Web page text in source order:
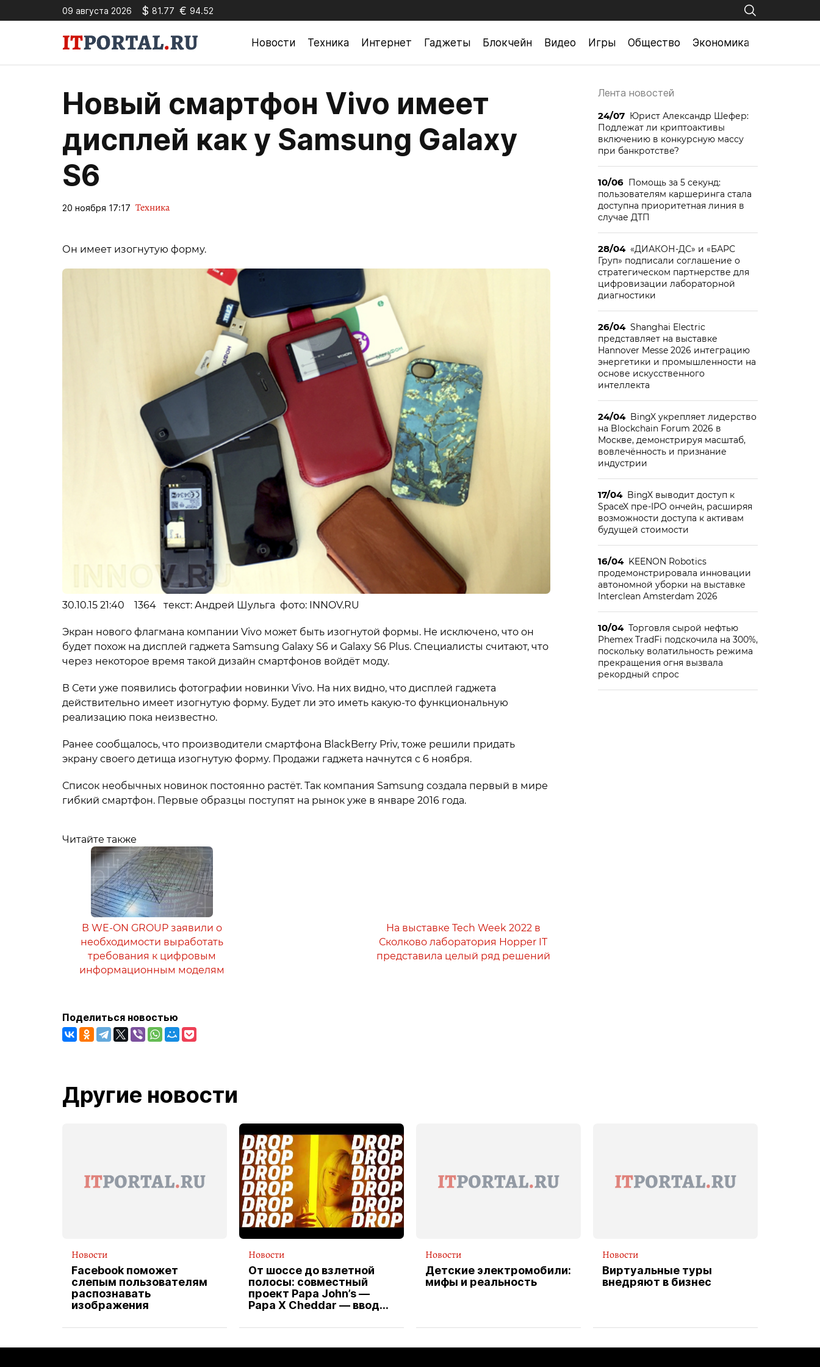
09 августа 2026 $ 81.77 € 94.52
Новости Техника Интернет Гаджеты Блокчейн Видео Игры Общество Экономика
Новый смартфон Vivo имеет
дисплей как у Samsung Galaxy
S6
20 ноября 17:17 Техника
Он имеет изогнутую форму.
30.10.15 21:40 1364 текст: Андрей Шульга фото: INNOV.RU
Экран нового флагмана компании Vivo может быть изогнутой формы. Не исключено, что он
будет похож на дисплей гаджета Samsung Galaxy S6 и Galaxy S6 Plus. Специалисты считают, что
через некоторое время такой дизайн смартфонов войдёт моду.
В Сети уже появились фотографии новинки Vivo. На них видно, что дисплей гаджета
действительно имеет изогнутую форму. Будет ли это иметь какую-то функциональную
реализацию пока неизвестно.
Ранее сообщалось, что производители смартфона BlackBerry Priv, тоже решили придать
экрану своего детища изогнутую форму. Продажи гаджета начнутся с 6 ноября.
Список необычных новинок постоянно растёт. Так компания Samsung создала первый в мире
гибкий смартфон. Первые образцы поступят на рынок уже в январе 2016 года.
Читайте также
В WE-ON GROUP заявили о
необходимости выработать
требования к цифровым
информационным моделям
На выставке Tech Week 2022 в
Сколково лаборатория Hopper IT
представила целый ряд решений
Поделиться новостью
Лента новостей
24/07 Юрист Александр Шефер:
Подлежат ли криптоактивы
включению в конкурсную массу
при банкротстве?
10/06 Помощь за 5 секунд:
пользователям каршеринга стала
доступна приоритетная линия в
случае ДТП
28/04 «ДИАКОН-ДС» и «БАРС
Груп» подписали соглашение о
стратегическом партнерстве для
цифровизации лабораторной
диагностики
26/04 Shanghai Electric
представляет на выставке
Hannover Messe 2026 интеграцию
энергетики и промышленности на
основе искусственного
интеллекта
24/04 BingX укрепляет лидерство
на Blockchain Forum 2026 в
Москве, демонстрируя масштаб,
вовлечённость и признание
индустрии
17/04 BingX выводит доступ к
SpaceX пре-IPO ончейн, расширяя
возможности доступа к активам
будущей стоимости
16/04 KEENON Robotics
продемонстрировала инновации
автономной уборки на выставке
Interclean Amsterdam 2026
10/04 Торговля сырой нефтью
Phemex TradFi подскочила на 300%,
поскольку волатильность режима
прекращения огня вызвала
рекордный спрос
Другие новости
Новости
Facebook поможет
слепым пользователям
распознавать
изображения
Новости
От шоссе до взлетной
полосы: совместный
проект Papa John’s —
Papa X Cheddar — вводит
водителя службы
Новости
Детские электромобили:
мифы и реальность
Новости
Виртуальные туры
внедряют в бизнес